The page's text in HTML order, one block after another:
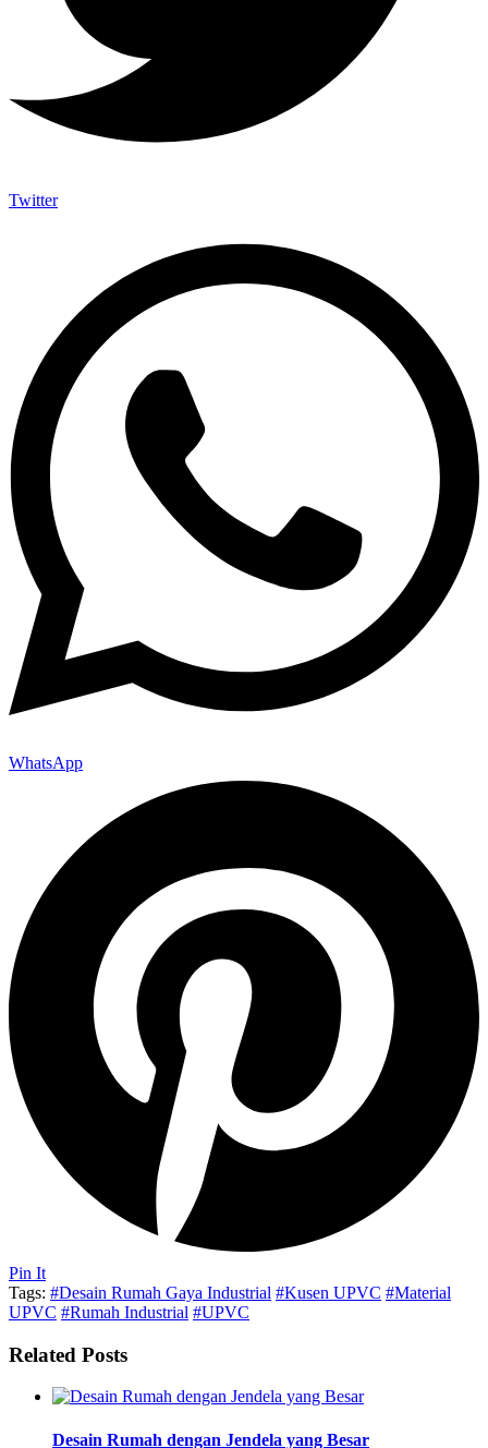
Twitter
WhatsApp
Pin It
Tags: #Desain Rumah Gaya Industrial #Kusen UPVC #Material
UPVC #Rumah Industrial #UPVC
Related Posts
Desain Rumah dengan Jendela yang Besar